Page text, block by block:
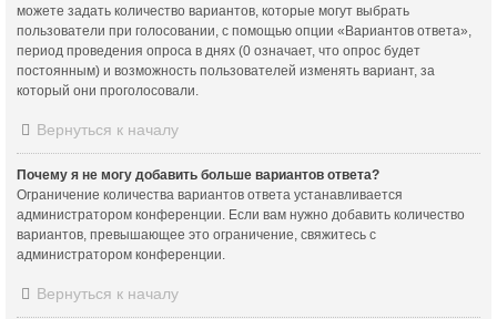
можете задать количество вариантов, которые могут выбрать
пользователи при голосовании, с помощью опции «Вариантов ответа»,
период проведения опроса в днях (0 означает, что опрос будет
постоянным) и возможность пользователей изменять вариант, за
который они проголосовали.
Вернуться к началу
Почему я не могу добавить больше вариантов ответа?
Ограничение количества вариантов ответа устанавливается
администратором конференции. Если вам нужно добавить количество
вариантов, превышающее это ограничение, свяжитесь с
администратором конференции.
Вернуться к началу